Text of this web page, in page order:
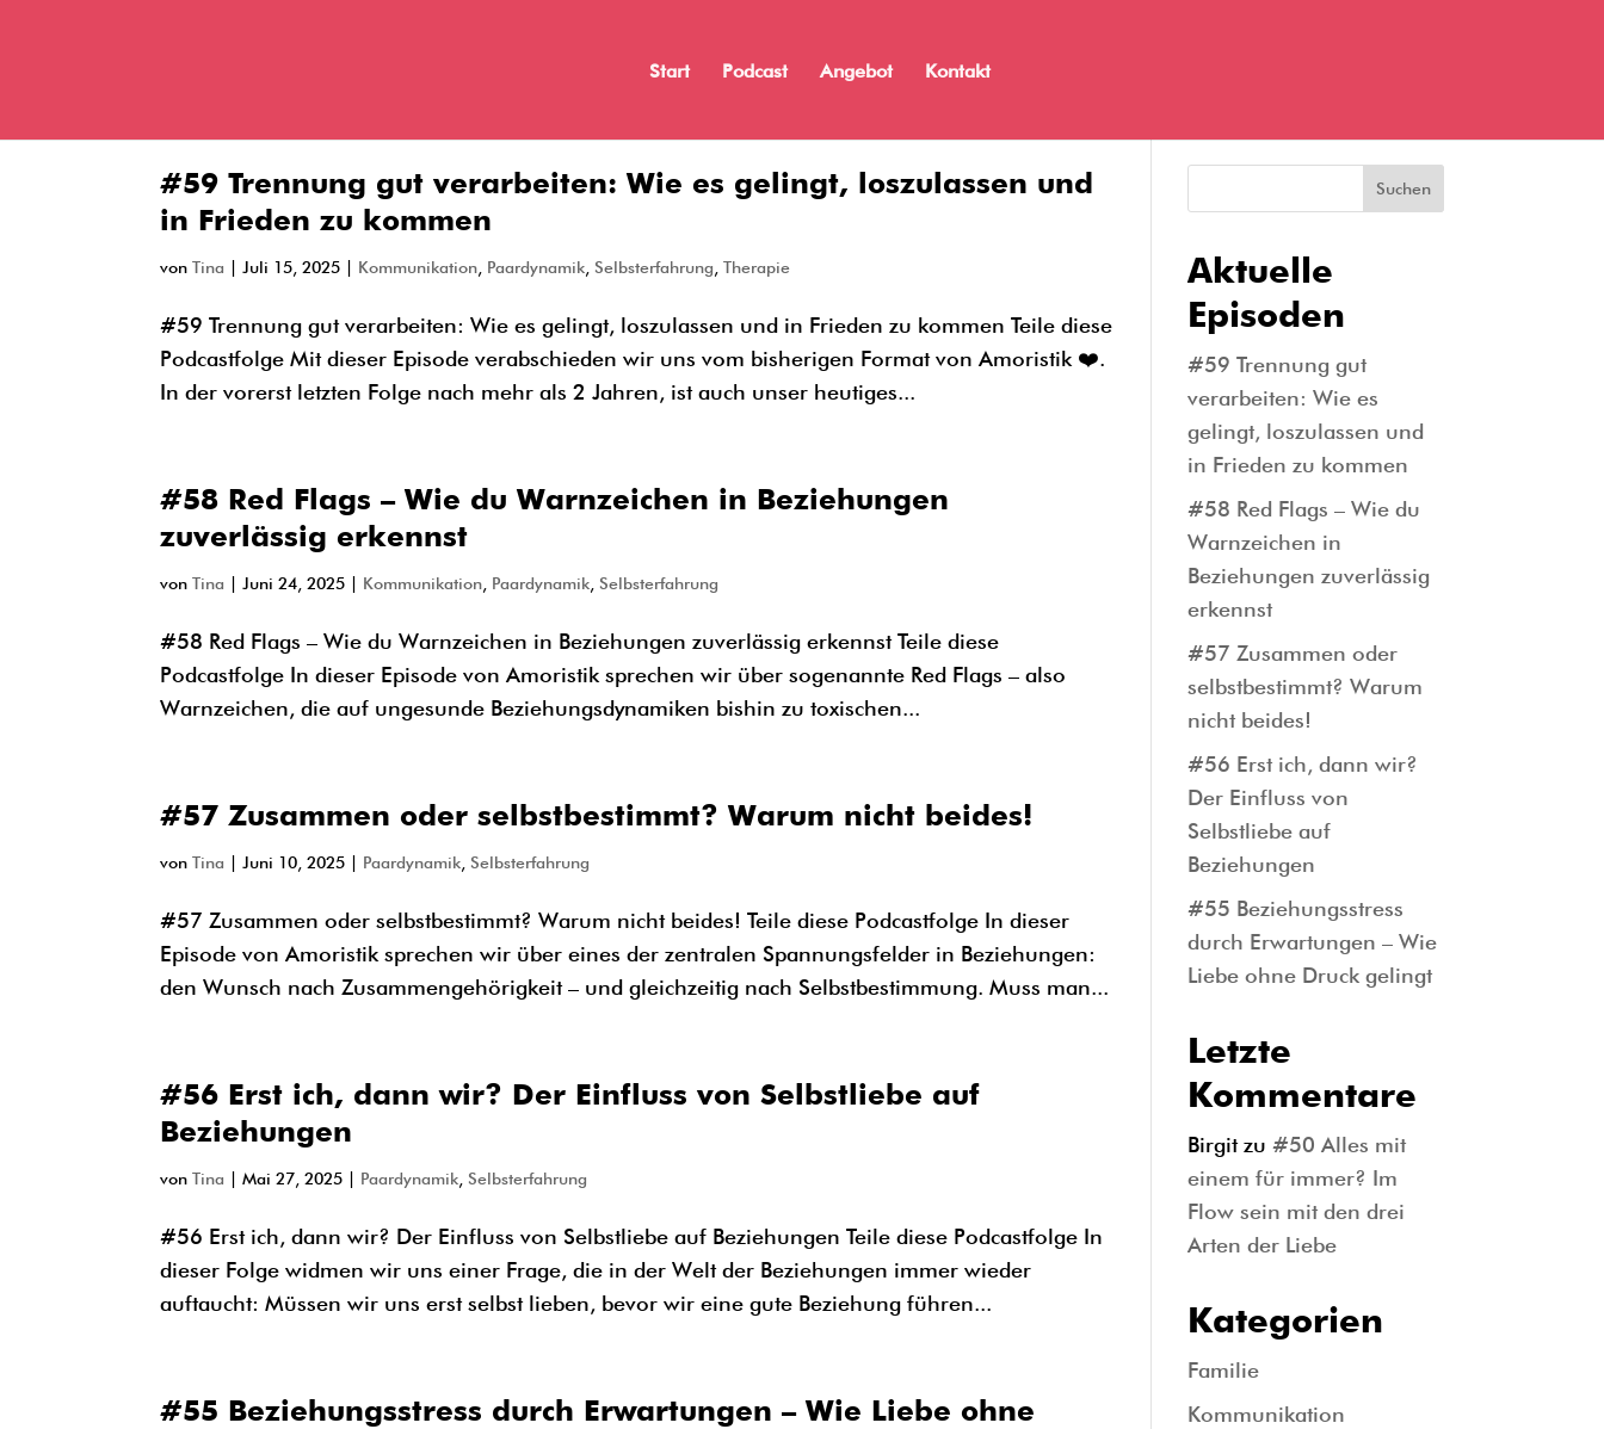
Start Podcast Angebot Kontakt
#59 Trennung gut verarbeiten: Wie es gelingt, loszulassen und
in Frieden zu kommen
vonTina |Juli 15, 2025 Kommunikation Paardynamik ,Selbsterfahrung ,Therapie
#59 Trennung gut verarbeiten: Wie es gelingt, loszulassen und in Frieden zu kommen Teile diese
Podcastfolge Mit dieser Episode verabschieden wir uns vom bisherigen Format von Amoristik ❤️.
In der vorerst letzten Folge nach mehr als 2 Jahren, ist auch unser heutiges...
#58 Red Flags – Wie du Warnzeichen in Beziehungen
zuverlässig erkennst
vonTina |Juni 24, 2025 Kommunikation Paardynamik ,Selbsterfahrung
#58 Red Flags – Wie du Warnzeichen in Beziehungen zuverlässig erkennst Teile diese
Podcastfolge In dieser Episode von Amoristik sprechen wir über sogenannte Red Flags – also
Warnzeichen, die auf ungesunde Beziehungsdynamiken bishin zu toxischen...
#57 Zusammen oder selbstbestimmt? Warum nicht beides!
vonTina |Juni 10, 2025 Paardynamik ,Selbsterfahrung
#57 Zusammen oder selbstbestimmt? Warum nicht beides! Teile diese Podcastfolge In dieser
Episode von Amoristik sprechen wir über eines der zentralen Spannungsfelder in Beziehungen:
den Wunsch nach Zusammengehörigkeit – und gleichzeitig nach Selbstbestimmung. Muss man...
#56 Erst ich, dann wir? Der Einfluss von Selbstliebe auf
Beziehungen
vonTina |Mai 27, 2025 Paardynamik ,Selbsterfahrung
#56 Erst ich, dann wir? Der Einfluss von Selbstliebe auf Beziehungen Teile diese Podcastfolge In
dieser Folge widmen wir uns einer Frage, die in der Welt der Beziehungen immer wieder
auftaucht: Müssen wir uns erst selbst lieben, bevor wir eine gute Beziehung führen...
#55 Beziehungsstress durch Erwartungen – Wie Liebe ohne
Suchen
Aktuelle
Episoden
#59 Trennung gut
verarbeiten: Wie es
gelingt, loszulassen und
in Frieden zu kommen
#58 Red Flags – Wie du
Warnzeichen in
Beziehungen zuverlässig
erkennst
#57 Zusammen oder
selbstbestimmt? Warum
nicht beides!
#56 Erst ich, dann wir?
Der Einfluss von
Selbstliebe auf
Beziehungen
#55 Beziehungsstress
durch Erwartungen – Wie
Liebe ohne Druck gelingt
Letzte
Kommentare
Birgitzu #50 Alles mit
einem für immer? Im
Flow sein mit den drei
Arten der Liebe
Kategorien
Familie
Kommunikation